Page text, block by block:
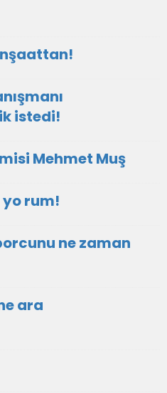
istedi!
Mehmet Muş
yo rum!
ne zaman
ara